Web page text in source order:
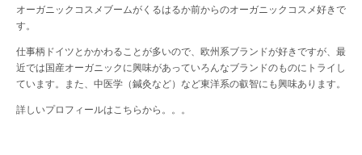
オーガニックコスメブームがくるはるか前からのオーガニックコスメ好きで
す。
仕事柄ドイツとかかわることが多いので、欧州系ブランドが好きですが、最
近では国産オーガニックに興味があっていろんなブランドのものにトライし
ています。また、中医学（鍼灸など）など東洋系の叡智にも興味あります。
詳しいプロフィールはこちらから。。。